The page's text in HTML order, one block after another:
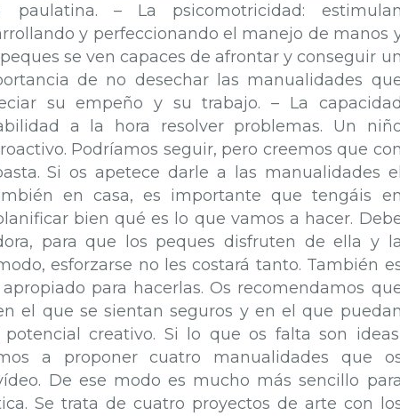
paulatina. – La psicomotricidad: estimulan
y perfeccionando el manejo de manos
se ven capaces de afrontar y conseguir un
de no desechar las manualidades
su empeño y su trabajo. – La capacidad
a la hora resolver problemas. Un
Podríamos seguir, pero creemos que con
Si os apetece darle a las manualidades el
en casa, es importante que tengáis en
bien qué es lo que vamos a hacer.
para que los peques disfruten de ella y la
esforzarse no les costará tanto. También
para hacerlas. Os recomendamos
el que se sientan seguros y en el que puedan
creativo. Si lo que os falta son
a proponer cuatro manualidades que
De ese modo es mucho más sencillo para
Se trata de cuatro proyectos de arte con